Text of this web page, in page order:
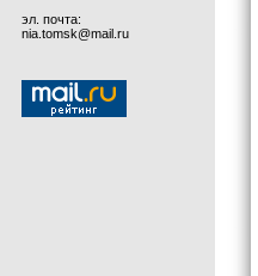
эл. почта:
nia.tomsk@mail.ru